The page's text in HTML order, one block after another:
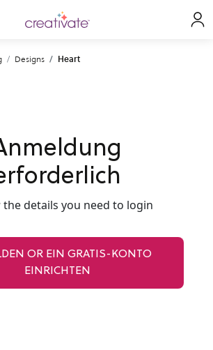
Designs Heart
the details you need to login
OR EIN GRATIS-KONTO
EINRICHTEN